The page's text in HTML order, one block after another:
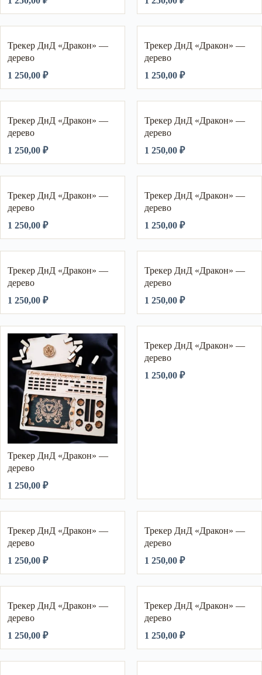
Трекер ДнД «Дракон» —
дерево
1 250,00 ₽
Трекер ДнД «Дракон» —
дерево
1 250,00 ₽
Трекер ДнД «Дракон» —
дерево
1 250,00 ₽
Трекер ДнД «Дракон» —
дерево
1 250,00 ₽
Трекер ДнД «Дракон» —
дерево
1 250,00 ₽
Трекер ДнД «Дракон» —
дерево
1 250,00 ₽
Трекер ДнД «Дракон» —
дерево
1 250,00 ₽
Трекер ДнД «Дракон» —
дерево
1 250,00 ₽
Трекер ДнД «Дракон» —
дерево
1 250,00 ₽
Трекер ДнД «Дракон» —
дерево
1 250,00 ₽
Трекер ДнД «Дракон» —
дерево
1 250,00 ₽
Трекер ДнД «Дракон» —
дерево
1 250,00 ₽
Трекер ДнД «Дракон» —
дерево
1 250,00 ₽
Трекер ДнД «Дракон» —
дерево
1 250,00 ₽